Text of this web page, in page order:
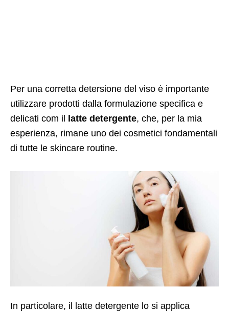
Per una corretta detersione del viso è importante
utilizzare prodotti dalla formulazione specifica e
delicati com il
latte detergente, che, per la mia
esperienza, rimane uno dei cosmetici fondamentali
di tutte le skincare routine.
In particolare, il latte detergente lo si applica